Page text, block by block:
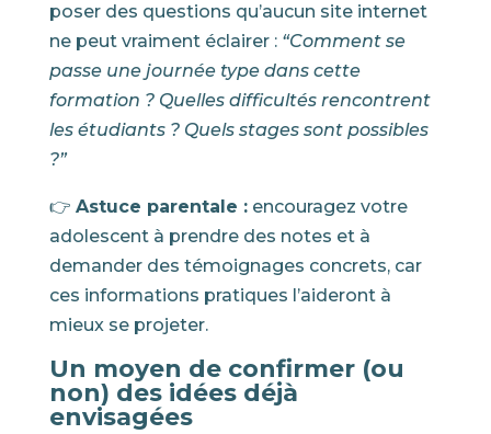
poser des questions qu’aucun site internet
ne peut vraiment éclairer : “Comment se
passe une journée type dans cette
formation ? Quelles difficultés rencontrent
les étudiants ? Quels stages sont possibles
?”
👉 Astuce parentale :encouragez votre
adolescent à prendre des notes et à
demander des témoignages concrets, car
ces informations pratiques l’aideront à
mieux se projeter.
Un moyen de confirmer (ou
non) des idées déjà
envisagées